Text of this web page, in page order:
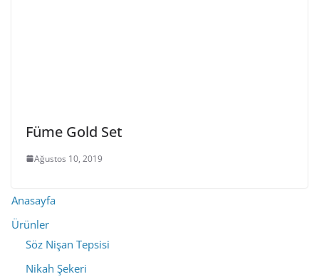
Füme Gold Set
Ağustos 10, 2019
Anasayfa
Ürünler
Söz Nişan Tepsisi
Nikah Şekeri